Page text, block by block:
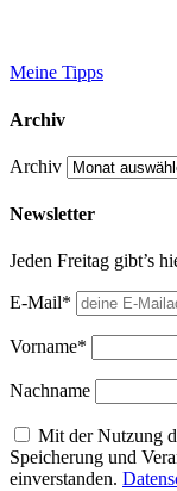
Meine Tipps
Archiv
Archiv
Newsletter
Jeden Freitag gibt’s
E-Mail*
Vorname*
Nachname
Mit der Nutzung
Speicherung und
einverstanden.